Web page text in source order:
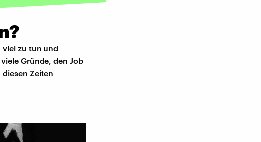
viel zu tun und
Gründe, den Job
Zeiten